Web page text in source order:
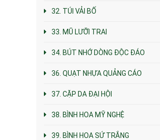
32. TÚI VẢI BỐ
33. MŨ LƯỠI TRAI
34. BÚT NHỚ DÒNG ĐỘC ĐÁO
36. QUẠT NHỰA QUẢNG CÁO
37. CẶP DA ĐẠI HỘI
38. BÌNH HOA MỸ NGHỆ
39. BÌNH HOA SỨ TRẮNG